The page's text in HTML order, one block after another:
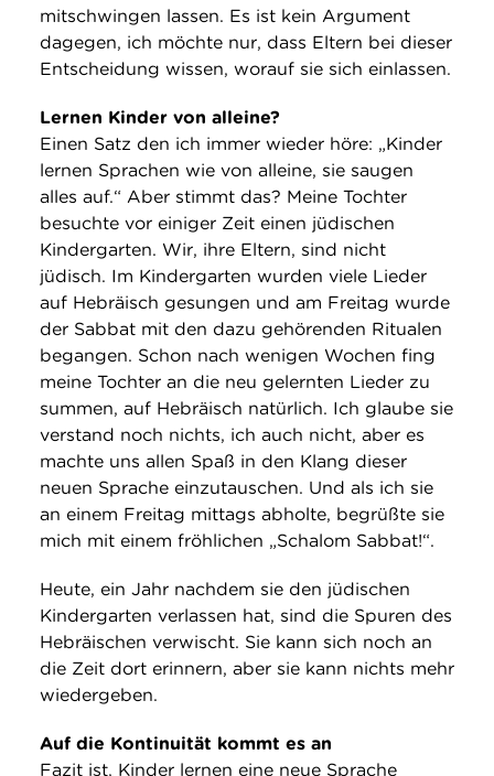
mitschwingen lassen. Es ist kein Argument
dagegen, ich möchte nur, dass Eltern bei dieser
Entscheidung wissen, worauf sie sich einlassen.
Lernen Kinder von alleine?
Einen Satz den ich immer wieder höre: „Kinder
lernen Sprachen wie von alleine, sie saugen
alles auf.“ Aber stimmt das? Meine Tochter
besuchte vor einiger Zeit einen jüdischen
Kindergarten. Wir, ihre Eltern, sind nicht
jüdisch. Im Kindergarten wurden viele Lieder
auf Hebräisch gesungen und am Freitag wurde
der Sabbat mit den dazu gehörenden Ritualen
begangen. Schon nach wenigen Wochen fing
meine Tochter an die neu gelernten Lieder zu
summen, auf Hebräisch natürlich. Ich glaube sie
verstand noch nichts, ich auch nicht, aber es
machte uns allen Spaß in den Klang dieser
neuen Sprache einzutauschen. Und als ich sie
an einem Freitag mittags abholte, begrüßte sie
mich mit einem fröhlichen „Schalom Sabbat!“.
Heute, ein Jahr nachdem sie den jüdischen
Kindergarten verlassen hat, sind die Spuren des
Hebräischen verwischt. Sie kann sich noch an
die Zeit dort erinnern, aber sie kann nichts mehr
wiedergeben.
Auf die Kontinuität kommt es an
Fazit ist, Kinder lernen eine neue Sprache